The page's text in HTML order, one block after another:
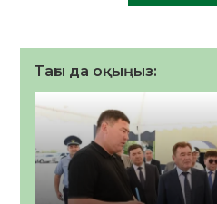
Тағы да оқыңыз: